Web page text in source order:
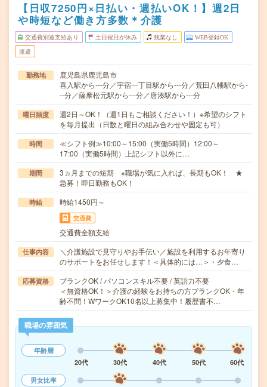
【日収7250円×日払い・週払いOK！】週2日
や時短など働き方多数＊介護
交通費別途支給あり 土日祝日が休み 残業なし WEB登録OK
派遣
勤務地
鹿児島県鹿児島市
喜入駅から---分／宇宿一丁目駅から---分／荒田八幡駅から-
--分／薩摩松元駅から---分／唐湊駅から---分
曜日頻度
週2日～OK！（週1日もご相談ください！）※希望のシフト
を毎月提出（日数と曜日の組み合わせや固定も可）
時間
≪シフト例≫10:00～15:00（実働5時間）12:00～
17:00（実働5時間）上記シフト以外に…
期間
3ヵ月までの短期 ※職場が気に入れば、長期もOK！ ★
急募！即日勤務もOK！
時給 時給1450円～
交通費
交通費全額支給
仕事内容
＼介護施設で見守りやお手伝い／施設を利用するお年寄り
のサポートをお任せします！＜具体的には…＞・夕食…
応募資格
ブランクOK / パソコンスキル不要 / 英語力不要
＜無資格OK！＞介護の経験をお持ちの方ブランクOK・年
齢不問！WワークOK10名以上募集中！履歴書不…
職場の雰囲気
年齢層
20代
30代 40代 50代
60代
男女比率